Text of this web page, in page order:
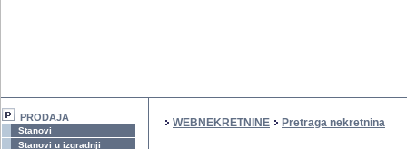
PRODAJA
Stanovi
Stanovi u izgradnji
WEBNEKRETNINE Pretraga nekretnina